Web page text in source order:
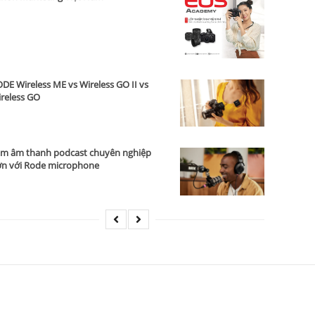
Wireless ME vs Wireless GO II vs
GO
âm thanh podcast chuyên nghiệp
với Rode microphone